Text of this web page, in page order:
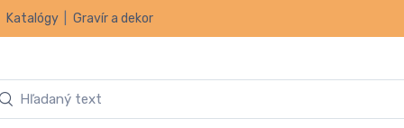
Katalógy Gravír a dekor